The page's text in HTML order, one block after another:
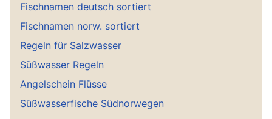
Fischnamen deutsch sortiert
Fischnamen norw. sortiert
Regeln für Salzwasser
Süßwasser Regeln
Angelschein Flüsse
Süßwasserfische Südnorwegen